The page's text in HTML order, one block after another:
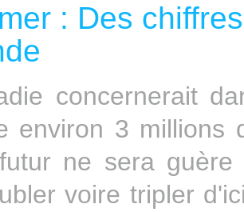
: Des
concernerait
environ 3 millions
ne sera guère
voire tripler